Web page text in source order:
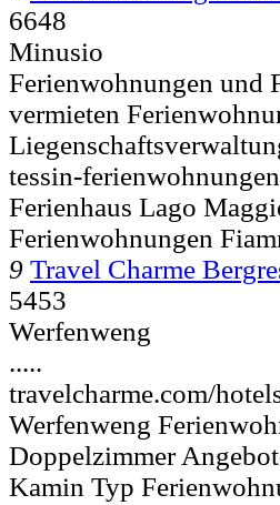
6648
Minusio
Ferienwohnungen und
vermieten
tessin-
Ferienhaus Lago
Ferienwohnungen
9 Travel Charme
5453
Werfenweng
.....
travelcharme.com/
Werfenweng
Doppelzimmer
Kamin Typ